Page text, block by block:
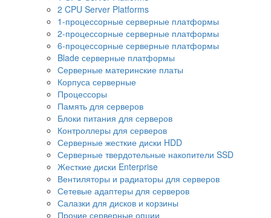
2 CPU Server Platforms
1-процессорные серверные платформы
2-процессорные серверные платформы
6-процессорные серверные платформы
Blade серверные платформы
Серверные материнские платы
Корпуса серверные
Процессоры
Память для серверов
Блоки питания для серверов
Контроллеры для серверов
Серверные жесткие диски HDD
Серверные твердотельные накопители SSD
Жесткие диски Enterprise
Вентиляторы и радиаторы для серверов
Сетевые адаптеры для серверов
Салазки для дисков и корзины
Прочие серверные опции